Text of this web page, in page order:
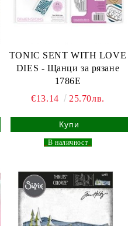
TONIC SENT WITH LOVE
DIES - Щанци за рязане
1786E
€13.14
25.70лв.
В наличност